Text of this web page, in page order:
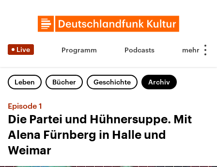
Live Programm Podcasts
Leben Bücher Geschichte Archiv
Episode 1
Die Partei und Hühnersuppe. Mit
Alena Fürnberg in Halle und
Weimar